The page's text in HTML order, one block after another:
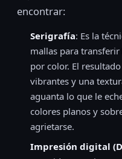
encontrar:
Serigrafía: Es la
mallas para
por color. El
vibrantes y una
aguanta lo que le
colores planos y
agrietarse.
Impresión digital